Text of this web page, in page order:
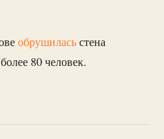
обрушиласьстена
80 человек.